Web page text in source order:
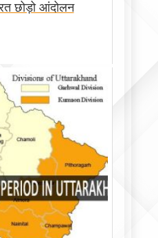
छोड़ो आंदोलन